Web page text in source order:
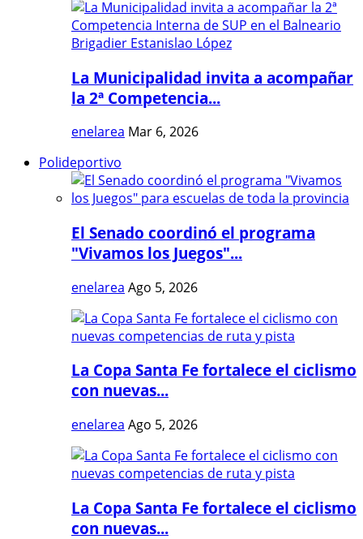
La Municipalidad invita a acompañar
la 2ª Competencia...
enelarea Mar 6, 2026
Polideportivo
El Senado coordinó el programa
"Vivamos los Juegos"...
enelarea Ago 5, 2026
La Copa Santa Fe fortalece el ciclismo
con nuevas...
enelarea Ago 5, 2026
La Copa Santa Fe fortalece el ciclismo
con nuevas...